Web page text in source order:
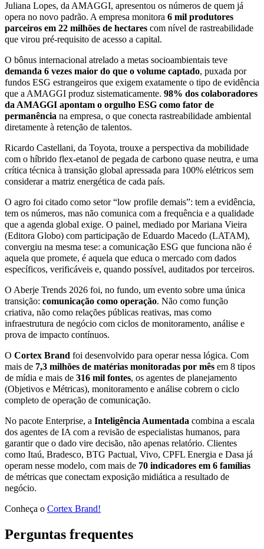
Juliana Lopes, da AMAGGI, apresentou os números de quem já
opera no novo padrão. A empresa monitora 6 mil produtores
parceiros em 22 milhões de hectares com nível de rastreabilidade
que virou pré-requisito de acesso a capital.
O bônus internacional atrelado a metas socioambientais teve
demanda 6 vezes maior do que o volume captado, puxada por
fundos ESG estrangeiros que exigem exatamente o tipo de evidência
que a AMAGGI produz sistematicamente. 98% dos colaboradores
da AMAGGI apontam o orgulho ESG como fator de
permanência na empresa, o que conecta rastreabilidade ambiental
diretamente à retenção de talentos.
Ricardo Castellani, da Toyota, trouxe a perspectiva da mobilidade
com o híbrido flex-etanol de pegada de carbono quase neutra, e uma
crítica técnica à transição global apressada para 100% elétricos sem
considerar a matriz energética de cada país.
O agro foi citado como setor “low profile demais”: tem a evidência,
tem os números, mas não comunica com a frequência e a qualidade
que a agenda global exige. O painel, mediado por Mariana Vieira
(Editora Globo) com participação de Eduardo Macedo (LATAM),
convergiu na mesma tese: a comunicação ESG que funciona não é
aquela que promete, é aquela que educa o mercado com dados
específicos, verificáveis e, quando possível, auditados por terceiros.
O Aberje Trends 2026 foi, no fundo, um evento sobre uma única
transição: comunicação como operação. Não como função
criativa, não como relações públicas reativas, mas como
infraestrutura de negócio com ciclos de monitoramento, análise e
prova de impacto contínuos.
O Cortex Brand foi desenvolvido para operar nessa lógica. Com
mais de 7,3 milhões de matérias monitoradas por mês em 8 tipos
de mídia e mais de 316 mil fontes, os agentes de planejamento
(Objetivos e Métricas), monitoramento e análise cobrem o ciclo
completo de operação de comunicação.
No pacote Enterprise, a Inteligência Aumentada combina a escala
dos agentes de IA com a revisão de especialistas humanos, para
garantir que o dado vire decisão, não apenas relatório. Clientes
como Itaú, Bradesco, BTG Pactual, Vivo, CPFL Energia e Dasa já
operam nesse modelo, com mais de 70 indicadores em 6 famílias
de métricas que conectam exposição midiática a resultado de
negócio.
Conheça o Cortex Brand!
Perguntas frequentes